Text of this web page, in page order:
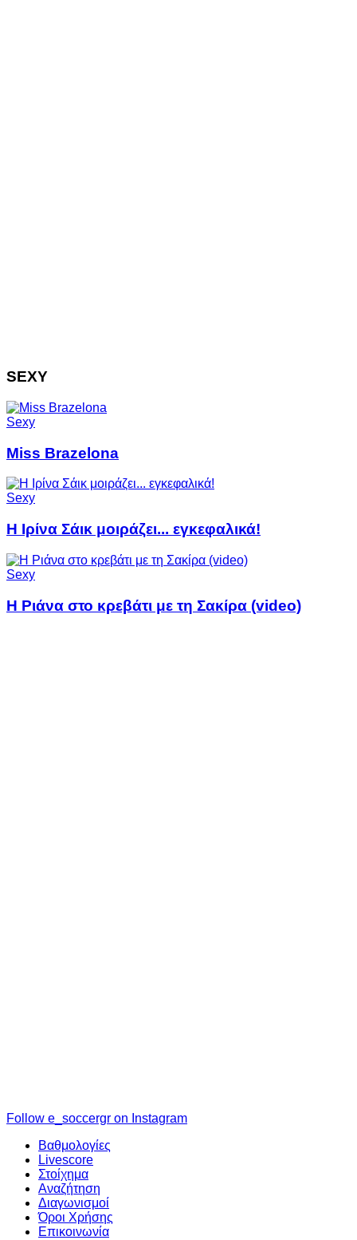
SEXY
Sexy
Miss Brazelona
Sexy
Η Ιρίνα Σάικ μοιράζει... εγκεφαλικά!
Sexy
Η Ριάνα στο κρεβάτι με τη Σακίρα (video)
Follow e_soccergr on Instagram
Βαθμολογίες
Livescore
Στοίχημα
Αναζήτηση
Διαγωνισμοί
Όροι Χρήσης
Επικοινωνία